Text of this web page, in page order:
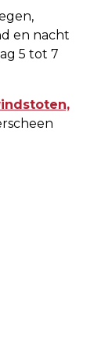
en nacht
5 tot 7